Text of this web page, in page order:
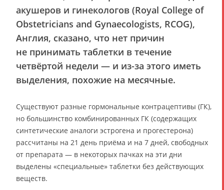
акушеров и гинекологов (Royal College of
Obstetricians and Gynaecologists, RCOG),
Англия, сказано, что нет причин
не принимать таблетки в течение
четвёртой недели — и из-за этого иметь
выделения, похожие на месячные.
Существуют разные гормональные контрацептивы (ГК),
но большинство комбинированных ГК (содержащих
синтетические аналоги эстрогена и прогестерона)
рассчитаны на 21 день приёма и на 7 дней, свободных
от препарата — в некоторых пачках на эти дни
выделены «специальные» таблетки без действующих
веществ.